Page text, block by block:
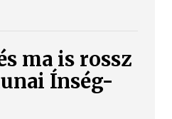
ma is rossz
Ínség-